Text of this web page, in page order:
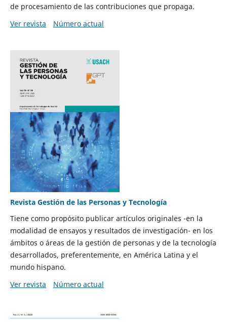
de procesamiento de las contribuciones que propaga.
Ver revista
Número actual
Revista Gestión de las Personas y Tecnología
Tiene como propósito publicar artículos originales -en la
modalidad de ensayos y resultados de investigación- en los
ámbitos o áreas de la gestión de personas y de la tecnología
desarrollados, preferentemente, en América Latina y el
mundo hispano.
Ver revista
Número actual